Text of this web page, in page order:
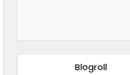
Blogroll